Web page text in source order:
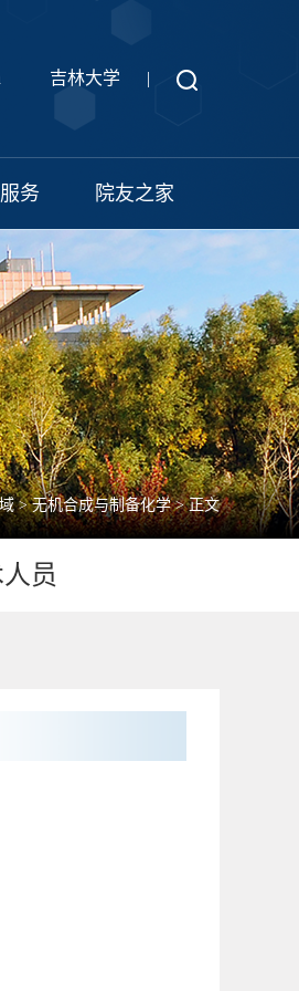
吉林大学 |
务 院友之家
>无机合成与制备化学> 正文
员